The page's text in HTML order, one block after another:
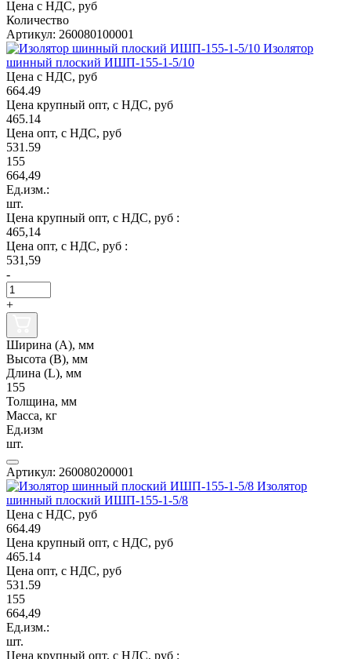
Цена с НДС, руб
Количество
Артикул: 260080100001
Изолятор
шинный плоский ИШП-155-1-5/10
Цена с НДС, руб
664.49
Цена крупный опт, с НДС, руб
465.14
Цена опт, с НДС, руб
531.59
155
664,49
Ед.изм.:
шт.
Цена крупный опт, с НДС, руб :
465,14
Цена опт, с НДС, руб :
531,59
-
+
Ширина (А), мм
Высота (В), мм
Длина (L), мм
155
Толщина, мм
Масса, кг
Ед.изм
шт.
Артикул: 260080200001
Изолятор
шинный плоский ИШП-155-1-5/8
Цена с НДС, руб
664.49
Цена крупный опт, с НДС, руб
465.14
Цена опт, с НДС, руб
531.59
155
664,49
Ед.изм.:
шт.
Цена крупный опт, с НДС, руб :